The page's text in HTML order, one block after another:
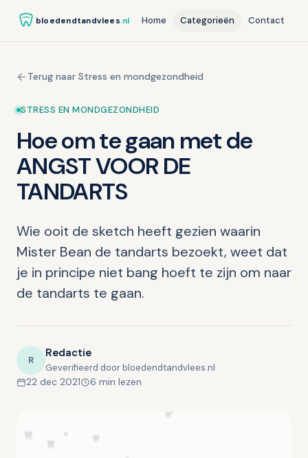
bloedendtandvlees.nl Home Categorieën Contact
Terug naar Stress en mondgezondheid
STRESS EN MONDGEZONDHEID
Hoe om te gaan met de
ANGST VOOR DE
TANDARTS
Wie ooit de sketch heeft gezien waarin
Mister Bean de tandarts bezoekt, weet dat
je in principe niet bang hoeft te zijn om naar
de tandarts te gaan.
R Redactie
Geverifieerd door bloedendtandvlees.nl
22 dec 2021 6 min lezen